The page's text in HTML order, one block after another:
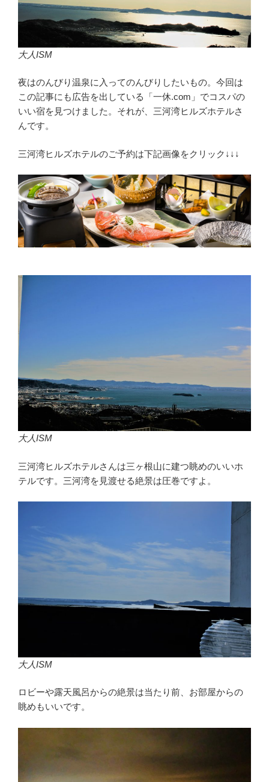
大人ISM
夜はのんびり温泉に入ってのんびりしたいもの。今回は
この記事にも広告を出している「一休.com」でコスパの
いい宿を見つけました。それが、三河湾ヒルズホテルさ
んです。
三河湾ヒルズホテルのご予約は下記画像をクリック↓↓↓
大人ISM
三河湾ヒルズホテルさんは三ヶ根山に建つ眺めのいいホ
テルです。三河湾を見渡せる絶景は圧巻ですよ。
大人ISM
ロビーや露天風呂からの絶景は当たり前、お部屋からの
眺めもいいです。